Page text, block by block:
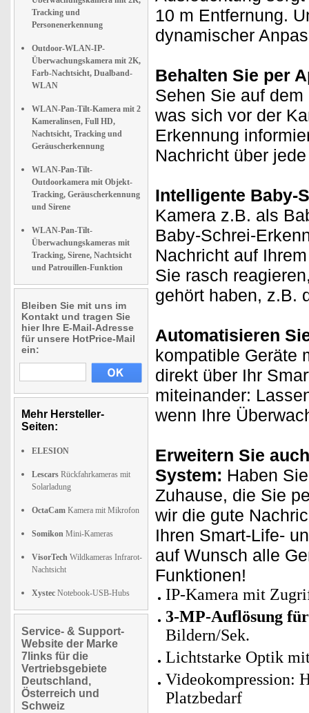
Tracking und
Personenerkennung
Outdoor-WLAN-IP-
Überwachungskamera mit 2K,
Farb-Nachtsicht, Dualband-
WLAN
WLAN-Pan-Tilt-Kamera mit 2
Kameralinsen, Full HD,
Nachtsicht, Tracking und
Geräuscherkennung
WLAN-Pan-Tilt-
Outdoorkamera mit Objekt-
Tracking, Geräuscherkennung
und Sirene
WLAN-Pan-Tilt-
Überwachungskameras mit
Tracking, Sirene, Nachtsicht
und Patrouillen-Funktion
Bleiben Sie mit uns im
Kontakt und tragen Sie
hier Ihre E-Mail-Adresse
für unsere HotPrice-Mail
ein:
Mehr Hersteller-
Seiten:
ELESION
Lescars Rückfahrkameras mit
Solarladung
OctaCam Kamera mit Mikrofon
Somikon Mini-Kameras
VisorTech Wildkameras Infrarot-
Nachtsicht
Xystec Notebook-USB-Hubs
Service- & Support-
Website der Marke
7links für die
Vertriebsgebiete
Deutschland,
Österreich und
Schweiz
10 m Entfernung.
dynamischer
Behalten Sie per
Sehen Sie auf
was sich vor der
Erkennung
Nachricht über
Intelligente Baby-
Kamera z.B. als
Baby-Schrei-
Nachricht auf
Sie rasch
gehört haben, z.B.
Automatisieren
kompatible Geräte
direkt über Ihr
miteinander:
wenn Ihre
Erweitern Sie
System: Haben
Zuhause, die Sie
wir die gute
Ihren Smart-Life-
auf Wunsch alle
Funktionen!
IP-Kamera mit
3-MP-Auflösung
Bildern/Sek.
Lichtstarke Optik
Videokompression:
Platzbedarf